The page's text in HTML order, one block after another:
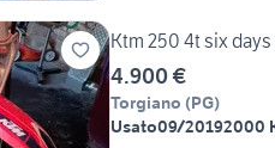
Ktm 250 4t six
4.900 €
Torgiano (PG)
Usato09/20192000